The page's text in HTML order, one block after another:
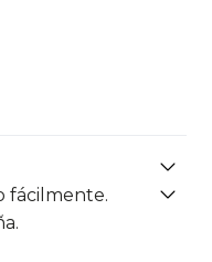
fácilmente.